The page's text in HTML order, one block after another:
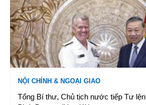
NỘI CHÍNH & NGOẠI GIAO
Tổng Bí thư, Chủ tịch nước tiếp Tư